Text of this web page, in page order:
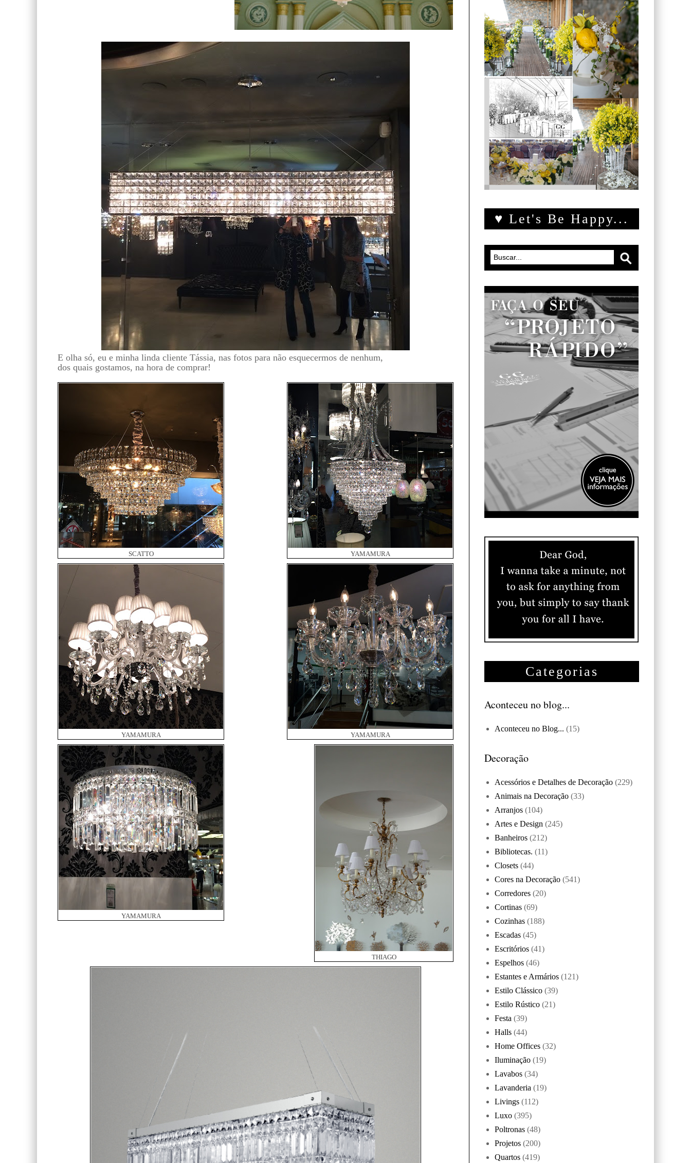
E olha só, eu e minha linda cliente Tássia, nas fotos para não esquecermos de nenhum,
dos quais gostamos, na hora de comprar!
SCATTO YAMAMURA
YAMAMURA YAMAMURA
YAMAMURA
THIAGO
♥ Let's Be Happy...
Categorias
Aconteceu no blog...
Aconteceu no Blog... (15)
Decoração
Acessórios e Detalhes de Decoração (229)
Animais na Decoração (33)
Arranjos (104)
Artes e Design (245)
Banheiros (212)
Bibliotecas. (11)
Closets (44)
Cores na Decoração (541)
Corredores (20)
Cortinas (69)
Cozinhas (188)
Escadas (45)
Escritórios (41)
Espelhos (46)
Estantes e Armários (121)
Estilo Clássico (39)
Estilo Rústico (21)
Festa (39)
Halls (44)
Home Offices (32)
Iluminação (19)
Lavabos (34)
Lavanderia (19)
Livings (112)
Luxo (395)
Poltronas (48)
Projetos (200)
Quartos (419)